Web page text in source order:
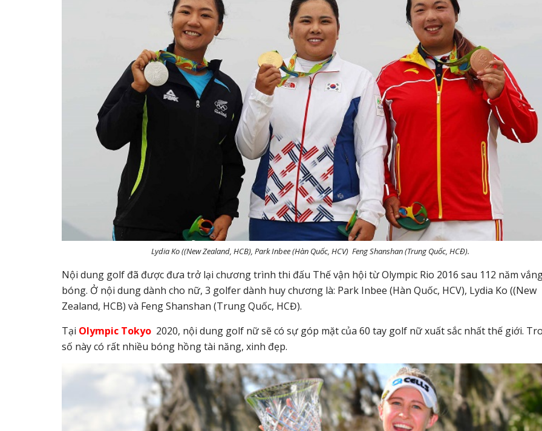
Lydia Ko ((New Zealand, HCB), Park Inbee (Hàn Quốc, HCV) Feng Shanshan (Trung Quốc, HCĐ).
Nội dung golf đã được đưa trở lại chương trình thi đấu Thế vận hội từ Olympic Rio 2016 sau 112 năm
bóng. Ở nội dung dành cho nữ, 3 golfer dành huy chương là: Park Inbee (Hàn Quốc, HCV), Lydia Ko ((New
Zealand, HCB) và Feng Shanshan (Trung Quốc, HCĐ).
Tại Olympic Tokyo 2020, nội dung golf nữ sẽ có sự góp mặt của 60 tay golf nữ xuất sắc nhất thế giới.
số này có rất nhiều bóng hồng tài năng, xinh đẹp.